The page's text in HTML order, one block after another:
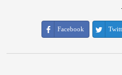
Facebook